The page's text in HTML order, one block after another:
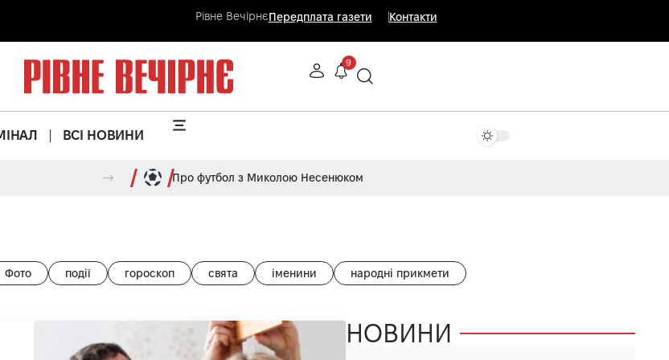
Рівне ВечірнєПередплата газети Контакти
9
ВСІ НОВИНИ
Про футбол з Миколою Несенюком
Фото події гороскоп свята іменини народні прикмети
НОВИНИ